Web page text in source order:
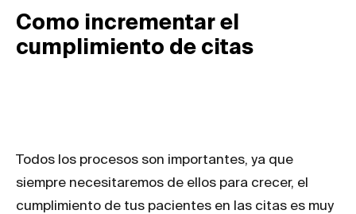
Como incrementar el
cumplimiento de citas
Todos los procesos son importantes, ya que
siempre necesitaremos de ellos para crecer, el
cumplimiento de tus pacientes en las citas es muy